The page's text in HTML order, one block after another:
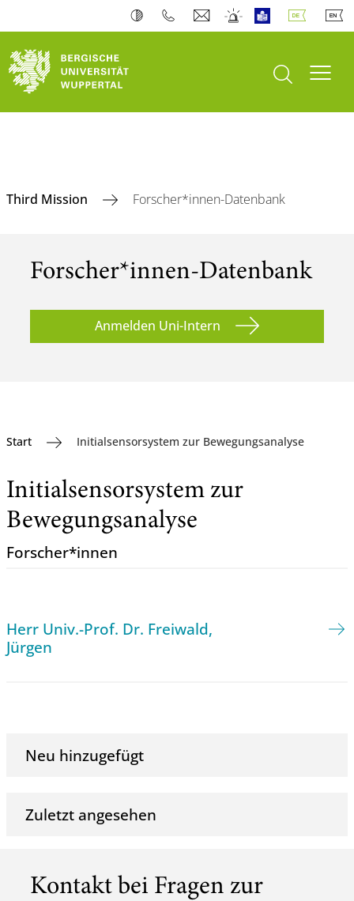
Suche öffnen
Third Mission Forscher*innen-Datenbank
Forscher*innen-Datenbank
Anmelden Uni-Intern
Start Initialsensorsystem zur Bewegungsanalyse
Initialsensorsystem zur
Bewegungsanalyse
Forscher*innen
Herr Univ.-Prof. Dr. Freiwald,
Jürgen
Neu hinzugefügt
Zuletzt angesehen
Kontakt bei Fragen zur